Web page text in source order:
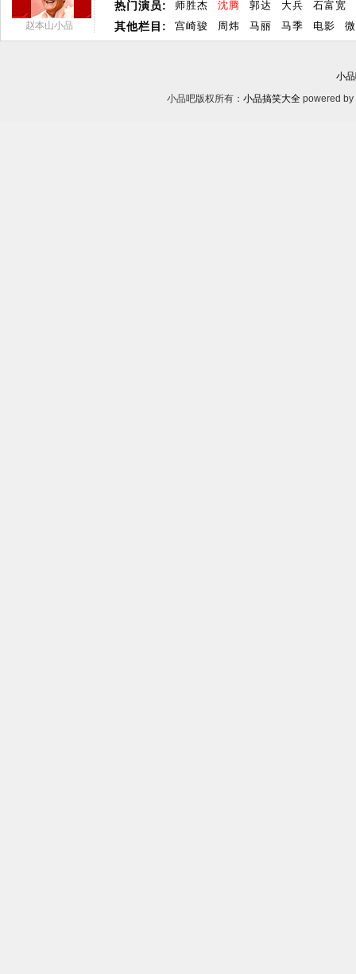
赵本山小品
热门演员:
其他栏目:
师胜杰 沈腾 郭达 大兵
石富宽
宫崎骏
周炜 马丽 马季 电影
小
小品吧版权所有： 小品搞笑大全 powered by